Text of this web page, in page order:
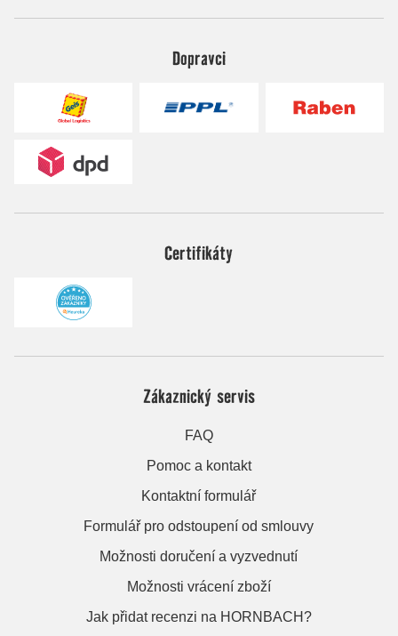
Dopravci
Certifikáty
Zákaznický servis
FAQ
Pomoc a kontakt
Kontaktní formulář
Formulář pro odstoupení od smlouvy
Možnosti doručení a vyzvednutí
Možnosti vrácení zboží
Jak přidat recenzi na HORNBACH?